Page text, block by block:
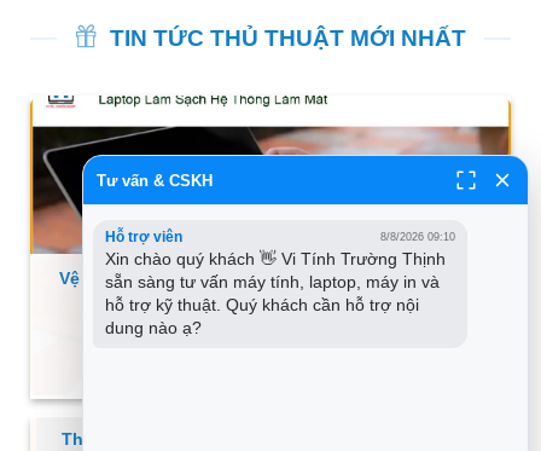
TIN TỨC THỦ THUẬT MỚI NHẤT
Vệ Sinh Laptop Chỗ Quận 1 Giá Rẻ – Trung Tâm Uy
Tín Lấy Liền
Thủ thuật Máy in tự động trang cấu hình liên tục –
Tư vấn & CSKH
Hỗ trợ viên 8/8/2026 09:10
Xin chào quý khách 👋 Vi Tính Trường Thịnh
sẵn sàng tư vấn máy tính, laptop, máy in và
hỗ trợ kỹ thuật. Quý khách cần hỗ trợ nội
dung nào ạ?